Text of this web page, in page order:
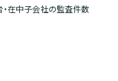
・在中子会社の監査件数